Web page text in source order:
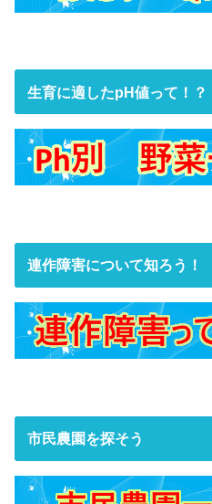
生育に適したpH値って！？
連作障害について知ろう！
市民農園を探そう